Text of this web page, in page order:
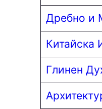
Дребно и
Китайска
Глинен